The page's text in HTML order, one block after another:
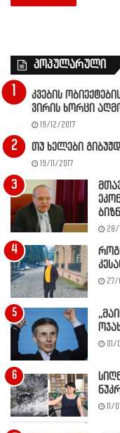
პოპულარული
კვების
ვირის ხორცი
19/12/2017
თუ ხელები
19/11/2017
28/
27/
01/
11/